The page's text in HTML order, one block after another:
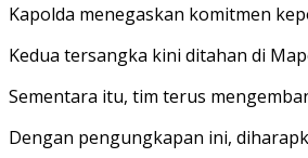
Kapolda menegaskan komitmen
Kedua tersangka kini ditahan di
Sementara itu, tim terus
Dengan pengungkapan ini,